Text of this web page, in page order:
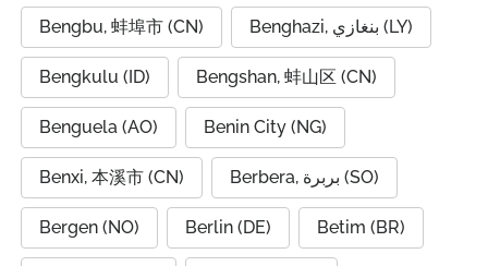
Bengbu, 蚌埠市 (CN) Benghazi, بنغازي (LY)
Bengkulu (ID) Bengshan, 蚌山区 (CN)
Benguela (AO) Benin City (NG)
Benxi, 本溪市 (CN) Berbera, بربرة (SO)
Bergen (NO) Berlin (DE) Betim (BR)